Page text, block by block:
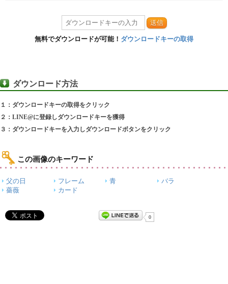
送信
無料でダウンロードが可能！ ダウンロードキーの取得
ダウンロード方法
１：ダウンロードキーの取得をクリック
２：LINE@に登録しダウンロードキーを獲得
３：ダウンロードキーを入力しダウンロードボタンをクリック
この画像のキーワード
父の日 フレーム 青
バラ
薔薇
カード
0